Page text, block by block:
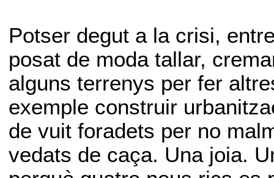
Potser degut a la crisi,
posat de moda tallar,
alguns terrenys per fer
exemple construir
de vuit foradets per no
vedats de caça. Una joia.